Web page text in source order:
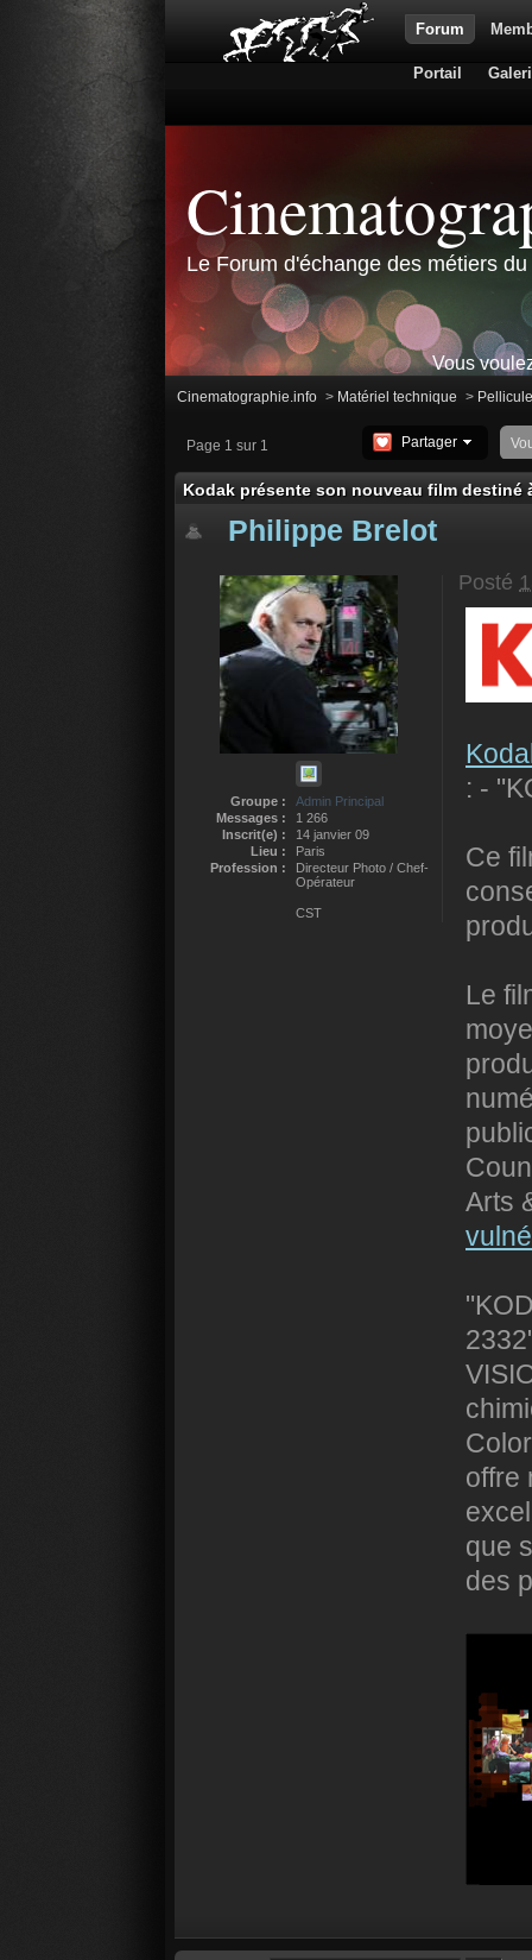
Forum
Portail
Le Forum d'échange des métiers
Vous
Cinematographie.info > Matériel technique >
Page 1 sur 1 Partager
Kodak présente son nouveau film destiné
Philippe Brelot
Groupe :
Admin Principal
Messages :
1 266
Inscrit(e) :
14 janvier 09
Lieu :
Paris
Profession :
Directeur Photo / Chef-
Opérateur
CST
Posté
: -
Ce
Le
Arts
offre
que
des